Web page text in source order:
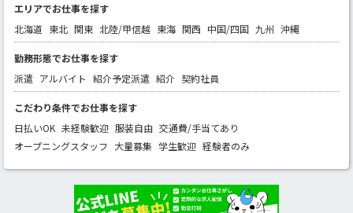
エリアでお仕事を探す
北海道 東北 関東 北陸/甲信越 東海 関西 中国/四国 九州 沖縄
勤務形態でお仕事を探す
派遣 アルバイト 紹介予定派遣 紹介 契約社員
こだわり条件でお仕事を探す
日払いOK 未経験歓迎 服装自由 交通費/手当てあり
オープニングスタッフ 大量募集 学生歓迎 経験者のみ